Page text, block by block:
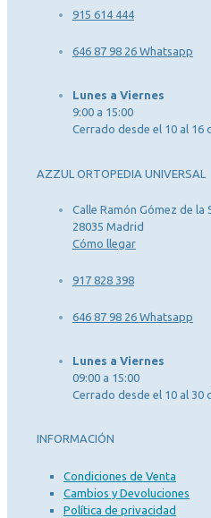
915 614 444
646 87 98 26 Whatsapp
Lunes a Viernes
9:00 a 15:00
Cerrado desde el 10 al 16
AZZUL ORTOPEDIA UNIVERSAL
Calle Ramón Gómez de la
28035 Madrid
Cómo llegar
917 828 398
646 87 98 26 Whatsapp
Lunes a Viernes
09:00 a 15:00
Cerrado desde el 10 al 30
INFORMACIÓN
Condiciones de Venta
Cambios y Devoluciones
Política de privacidad